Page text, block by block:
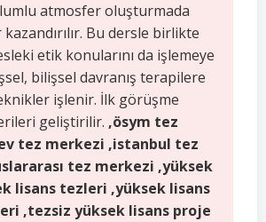
atmosfer oluşturmada
Bu dersle birlikte
etik konularını da işlemeye
bilişsel davranış terapilere
işlenir. İlk görüşme
geliştirilir. ,ösym tez
tez merkezi ,istanbul tez
tez merkezi ,yüksek
lisans tezleri ,yüksek lisans
,tezsiz yüksek lisans proje